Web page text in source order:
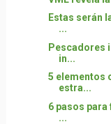
Estas serán
...
Pescadores
in...
5 elementos
estra...
6 pasos
...